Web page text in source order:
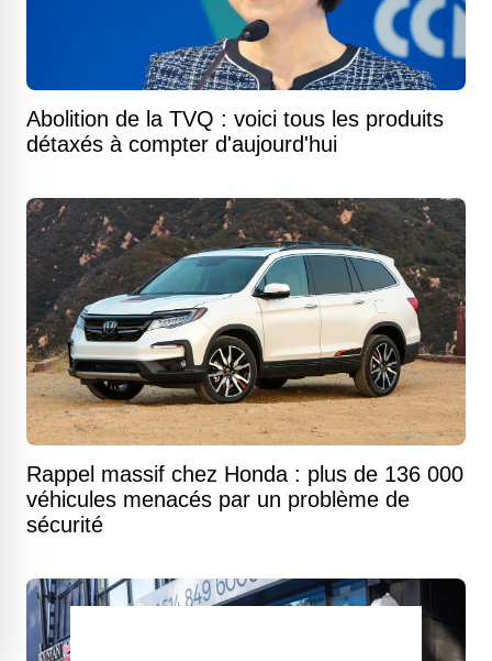
Abolition de la TVQ : voici tous les produits
détaxés à compter d'aujourd'hui
Rappel massif chez Honda : plus de 136 000
véhicules menacés par un problème de
sécurité